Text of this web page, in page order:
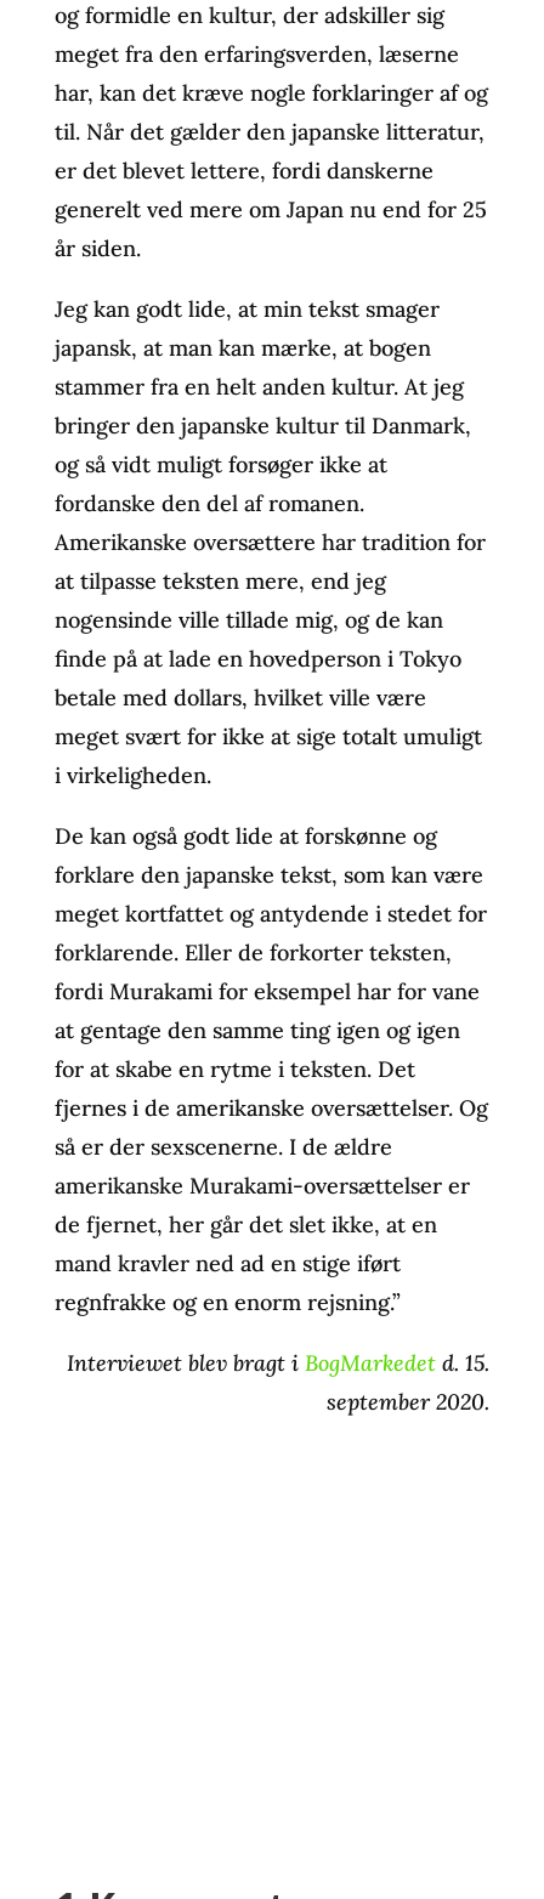
og formidle en kultur, der adskiller sig
meget fra den erfaringsverden, læserne
har, kan det kræve nogle forklaringer af og
til. Når det gælder den japanske litteratur,
er det blevet lettere, fordi danskerne
generelt ved mere om Japan nu end for 25
år siden.
Jeg kan godt lide, at min tekst smager
japansk, at man kan mærke, at bogen
stammer fra en helt anden kultur. At jeg
bringer den japanske kultur til Danmark,
og så vidt muligt forsøger ikke at
fordanske den del af romanen.
Amerikanske oversættere har tradition for
at tilpasse teksten mere, end jeg
nogensinde ville tillade mig, og de kan
finde på at lade en hovedperson i Tokyo
betale med dollars, hvilket ville være
meget svært for ikke at sige totalt umuligt
i virkeligheden.
De kan også godt lide at forskønne og
forklare den japanske tekst, som kan være
meget kortfattet og antydende i stedet for
forklarende. Eller de forkorter teksten,
fordi Murakami for eksempel har for vane
at gentage den samme ting igen og igen
for at skabe en rytme i teksten. Det
fjernes i de amerikanske oversættelser. Og
så er der sexscenerne. I de ældre
amerikanske Murakami-oversættelser er
de fjernet, her går det slet ikke, at en
mand kravler ned ad en stige iført
regnfrakke og en enorm rejsning.”
Interviewet blev bragt iBogMarkedet d. 15.
september 2020.